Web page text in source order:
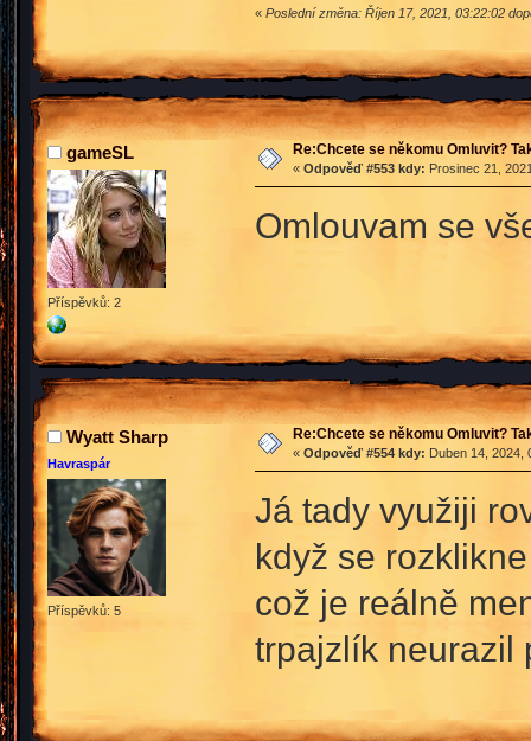
« Poslední změna: Říjen 17, 2021, 03:22:02
gameSL
Příspěvků: 2
Re:Chcete se někomu Omluvit?
« Odpověď #553 kdy: Prosinec 21,
Omlouvam se
Wyatt Sharp
Havraspár
Příspěvků: 5
Re:Chcete se někomu Omluvit?
« Odpověď #554 kdy: Duben 14, 2024,
Já tady využiji
když se
což je reálně
trpajzlík neurazil